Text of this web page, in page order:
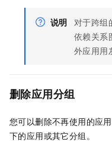
说明
对于跨组
依赖关系
外应用用
删除应用分组
您可以删除不再使用的应
下的应用或其它分组。